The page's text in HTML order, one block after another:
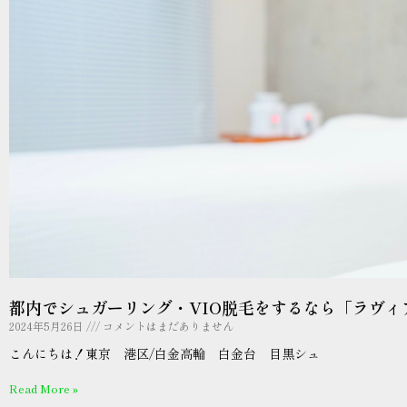
都内でシュガーリング・VIO脱毛をするなら「ラヴィ
2024年5月26日 コメントはまだありません
こんにちは！東京 港区/白金高輪 白金台 目黒シュ
Read More »